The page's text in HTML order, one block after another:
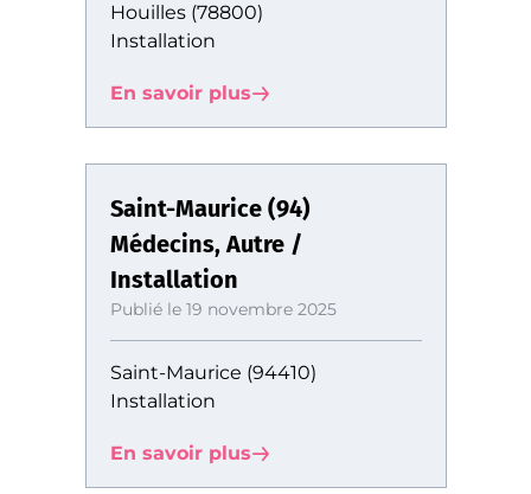
Houilles (78800)
Installation
En savoir plus
Saint-Maurice (94)
Médecins, Autre /
Installation
Publié le 19 novembre 2025
Saint-Maurice (94410)
Installation
En savoir plus